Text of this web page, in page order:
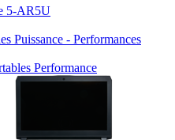
5-AR5U
Performance